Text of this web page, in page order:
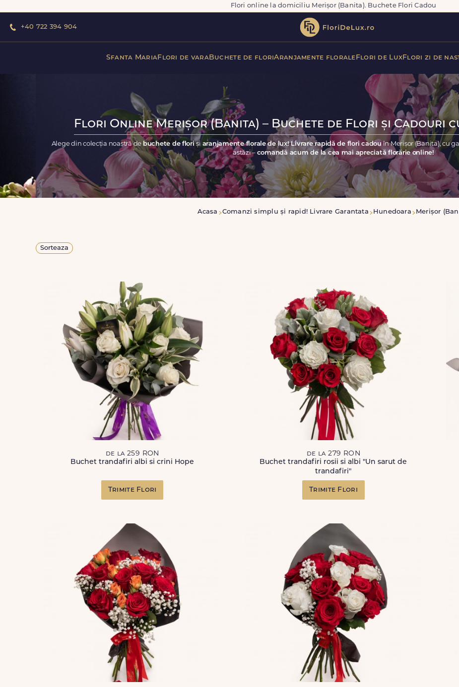
Flori online la domiciliu Merișor (Banita). Buchete Flori Cadou
+40 722 394 904
Sfanta MariaFlori de varaBuchete de floriAranjamente florale Flori de LuxFlori zi de
Flori Online Merișor (Banita) – Buchete de Flori și Cadouri
Alege din colecția noastră de buchete de floriși aranjamente florale de lux! Livrare rapidă de flori cadou în Merișor (Banita), cu
astăzi – comandă acum de la cea mai apreciată florărie online!
Acasa Comanzi simplu și rapid! Livrare Garantata Hunedoara Merișor
Sorteaza
de la 259 RON
Buchet trandafiri albi si crini Hope
Trimite Flori
de la 279 RON
Buchet trandafiri rosii si albi "Un sarut de
trandafiri"
Trimite Flori